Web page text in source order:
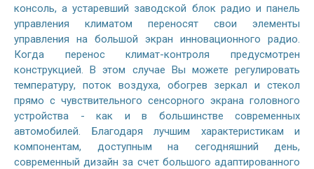
консоль, а устаревший заводской блок радио и панель
управления климатом переносят свои элементы
управления на большой экран инновационного радио.
Когда перенос климат-контроля предусмотрен
конструкцией. В этом случае Вы можете регулировать
температуру, поток воздуха, обогрев зеркал и стекол
прямо с чувствительного сенсорного экрана головного
устройства - как и в большинстве современных
автомобилей. Благодаря лучшим характеристикам и
компонентам, доступным на сегодняшний день,
современный дизайн за счет большого адаптированного